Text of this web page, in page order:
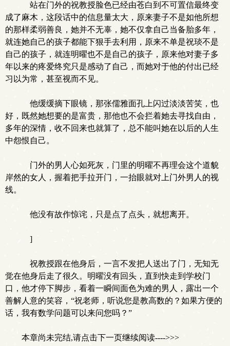
站在门外的祝教授脸色已经由苍白到不可置信最终变
成了麻木，这段话中的信息量太大，原来妻子不是如他所想
的那样柔弱善良，她并不无辜，她不仅拿自己当备胎多年，
就连她自己的孩子都能下狠手去利用，原来不单是祝琰不是
自己的孩子，就连明曜也不是自己的孩子，原来他对妻子多
年以来的疼爱终究只是感动了自己，而她对于他的付出已经
习以为常，甚至视而不见。
他缓缓摘下眼镜，那张儒雅面孔上闪过淡淡苦笑，也
好，既然她想要的是富贵，那他也不会拦着她去寻找自由，
多年的深情，收不回来也就算了，总不能叫她在以后的人生
中怨恨自己。
门外的男人心如死灰，门里的明曜不再理会这个道貌
岸然的女人，握着把手拉开门，一抬眼就对上门外男人的视
线。
他没有故作惊诧，只是点了点头，就想离开。
]
祝教授跟在他身后，一言不发把人送出了门，无知无
觉在他身后走了很久。明曜没有回头，直到快走到学校门
口，他才停下脚步，看着一瞬间面色为难的男人，露出一个
善解人意的笑容，“祝老师，听说您是教高数的？如果方便的
话，我有数学问题可以来问您吗？”
本章尚未完结,请点击下一页继续阅读---->>>